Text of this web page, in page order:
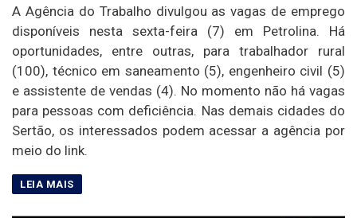
A Agência do Trabalho divulgou as vagas de emprego
disponíveis nesta sexta-feira (7) em Petrolina. Há
oportunidades, entre outras, para trabalhador rural
(100), técnico em saneamento (5), engenheiro civil (5)
e assistente de vendas (4). No momento não há vagas
para pessoas com deficiência. Nas demais cidades do
Sertão, os interessados podem acessar a agência por
meio do link.